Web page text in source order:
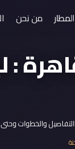
من نحن
والخطوات وحتى